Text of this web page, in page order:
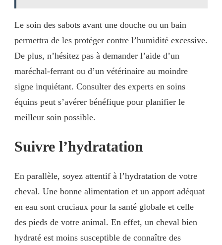
Le soin des sabots avant une douche ou un bain
permettra de les protéger contre l’humidité excessive.
De plus, n’hésitez pas à demander l’aide d’un
maréchal-ferrant ou d’un vétérinaire au moindre
signe inquiétant. Consulter des experts en soins
équins peut s’avérer bénéfique pour planifier le
meilleur soin possible.
Suivre l’hydratation
En parallèle, soyez attentif à l’hydratation de votre
cheval. Une bonne alimentation et un apport adéquat
en eau sont cruciaux pour la santé globale et celle
des pieds de votre animal. En effet, un cheval bien
hydraté est moins susceptible de connaître des